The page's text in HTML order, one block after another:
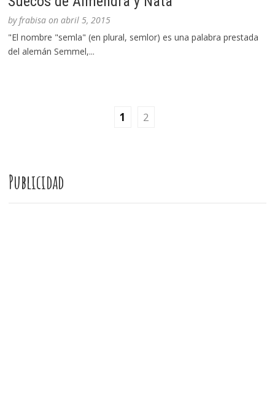
byfrabisa onabril 5, 2015
"El nombre "semla" (en plural, semlor) es una palabra prestada
del alemán Semmel,...
1 2
Publicidad